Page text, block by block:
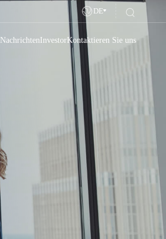
DE
Nachrichten InvestorKontaktieren Sie uns